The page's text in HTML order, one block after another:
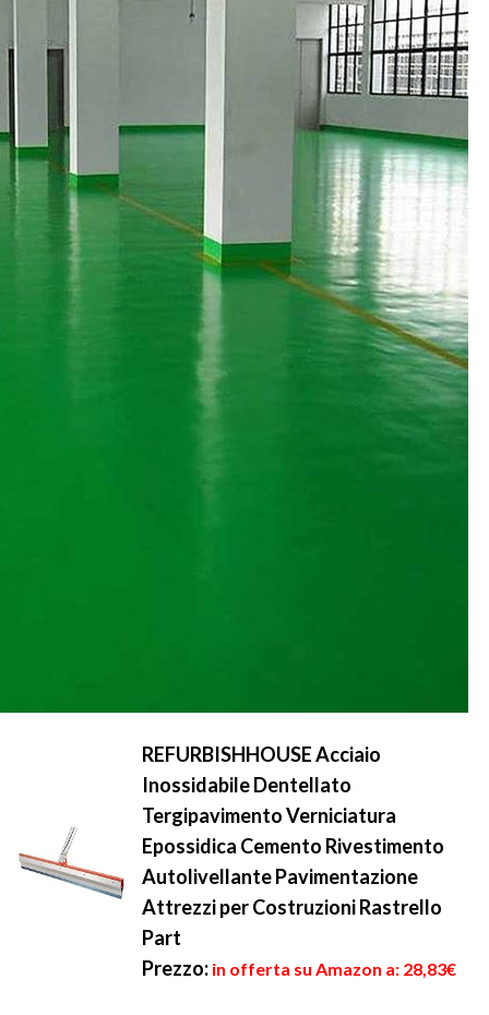
REFURBISHHOUSE Acciaio
Inossidabile Dentellato
Tergipavimento Verniciatura
Epossidica Cemento Rivestimento
Autolivellante Pavimentazione
Attrezzi per Costruzioni Rastrello
Part
Prezzo: in offerta su Amazon a: 28,83€